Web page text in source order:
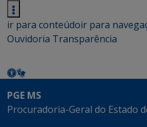
ir para conteúdoir para
Ouvidoria Transparência
PGE MS
Procuradoria-Geral do Estado